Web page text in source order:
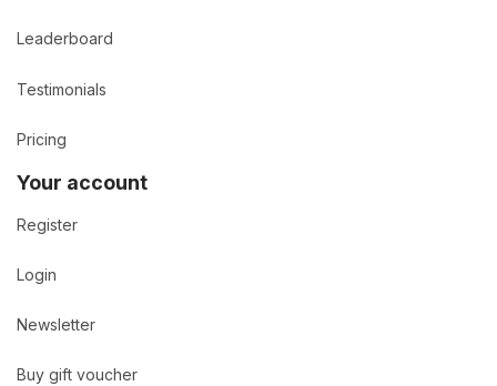
Leaderboard
Testimonials
Pricing
Your account
Register
Login
Newsletter
Buy gift voucher